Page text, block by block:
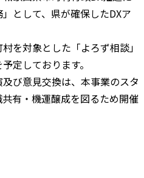
として、県が確保したDXア
した「よろず相談」
定しております。
換は、本事業のスタ
有・機運醸成を図るため開催